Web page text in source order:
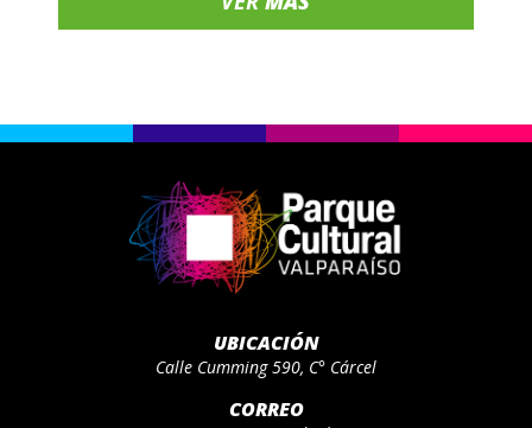
UBICACIÓN
Calle Cumming 590, C° Cárcel
CORREO